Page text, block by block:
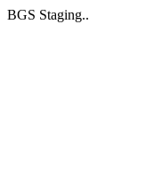
BGS Staging..